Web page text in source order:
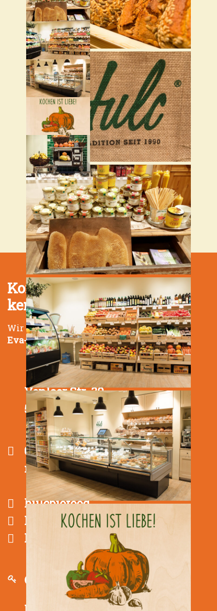
Komm vorbei - lern uns
kennen!
Wir freuen uns,
Eva-Maria Eckert und Linda Mohaupt
Venloer Str. 30
50672 Köln
0221 / 510 16 66
mail@hulc.de
hulcbiofood
hulcbiofood
hulcbiofoodkoeln
Öffnungszeiten